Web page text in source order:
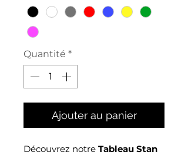
Quantité *
Ajouter au panier
Découvrez notre Tableau Stan